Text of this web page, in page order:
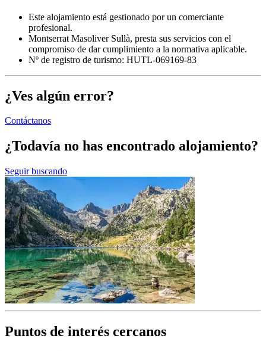
Este alojamiento está gestionado por un comerciante
profesional.
Montserrat Masoliver Sullà, presta sus servicios con el
compromiso de dar cumplimiento a la normativa aplicable.
Nº de registro de turismo: HUTL-069169-83
¿Ves algún error?
Contáctanos
¿Todavía no has encontrado alojamiento?
Seguir buscando
Puntos de interés cercanos